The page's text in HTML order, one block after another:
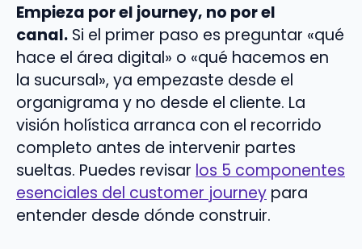
Empieza por el journey, no por el
canal. Si el primer paso es preguntar «qué
hace el área digital» o «qué hacemos en
la sucursal», ya empezaste desde el
organigrama y no desde el cliente. La
visión holística arranca con el recorrido
completo antes de intervenir partes
sueltas. Puedes revisar los 5 componentes
esenciales del customer journey para
entender desde dónde construir.